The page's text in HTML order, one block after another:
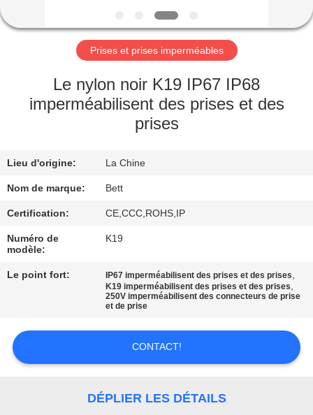
DE
NOUS
VISITE
D'USINE
DE
QUALITÉ
PLAN
DU
SITE
PRIVACY
POLICY
Prises et prises imperméables
Le nylon noir K19 IP67 IP68
imperméabilisent des prises et des
prises
Lieu d'origine: La Chine
Nom de marque: Bett
Certification: CE,CCC,ROHS,IP
Numéro de
modèle:
K19
Le point fort: IP67 imperméabilisent des prises et des prises,
K19 imperméabilisent des prises et des prises,
250V imperméabilisent des connecteurs de prise
et de prise
CONTACT!
DÉPLIER LES DÉTAILS